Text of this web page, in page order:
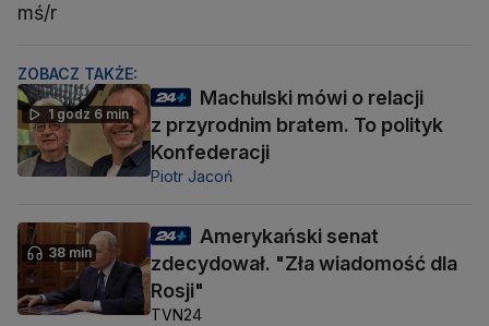
mś/r
ZOBACZ TAKŻE:
1 godz 6 min
Machulski mówi o relacji
z przyrodnim bratem. To polityk
Konfederacji
Piotr Jacoń
38 min
Amerykański senat
zdecydował. "Zła wiadomość dla
Rosji"
TVN24